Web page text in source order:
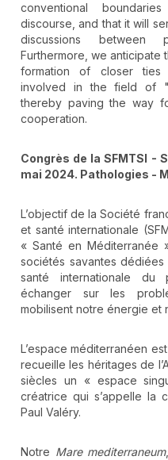
conventional
discourse, and that it will
discussions between
Furthermore, we anticipate
formation of closer ties
involved in the field of
thereby paving the way
cooperation.
Congrès de la SFMTSI -
mai 2024. Pathologies -
L’objectif de la Société
et santé internationale
« Santé en Méditerranée
sociétés savantes
santé internationale du
échanger sur les
mobilisent notre énergie et
L’espace méditerranéen
recueille les héritages de
siècles un « espace
créatrice qui s’appelle la
Paul Valéry.
Notre Mare mediterraneum